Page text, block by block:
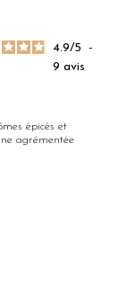
4.9/5
-
9avis
épicés et
agrémentée